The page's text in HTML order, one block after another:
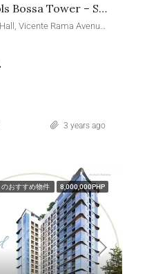
Symfoni At Nicols Bossa Tower – Studio Unit
3 years ago
のおすすめ物件 8,000,000PHP